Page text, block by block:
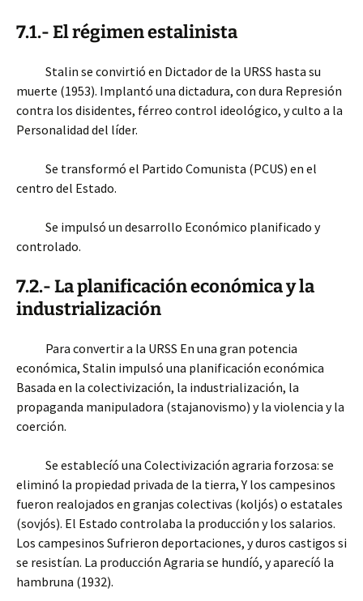
7.1.- El régimen estalinista
Stalin se convirtió en Dictador de la URSS hasta su
muerte (1953). Implantó una dictadura, con dura Represión
contra los disidentes, férreo control ideológico, y culto a la
Personalidad del líder.
Se transformó el Partido Comunista (PCUS) en el
centro del Estado.
Se impulsó un desarrollo Económico planificado y
controlado.
7.2.- La planificación económica y la
industrialización
Para convertir a la URSS En una gran potencia
económica, Stalin impulsó una planificación económica
Basada en la colectivización, la industrialización, la
propaganda manipuladora (stajanovismo) y la violencia y la
coerción.
Se establecíó una Colectivización agraria forzosa: se
eliminó la propiedad privada de la tierra, Y los campesinos
fueron realojados en granjas colectivas (koljós) o estatales
(sovjós). El Estado controlaba la producción y los salarios.
Los campesinos Sufrieron deportaciones, y duros castigos si
se resistían. La producción Agraria se hundíó, y aparecíó la
hambruna (1932).